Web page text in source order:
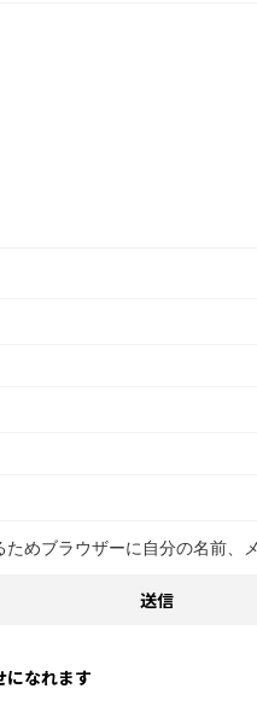
めブラウザーに自分の名前、
になれます